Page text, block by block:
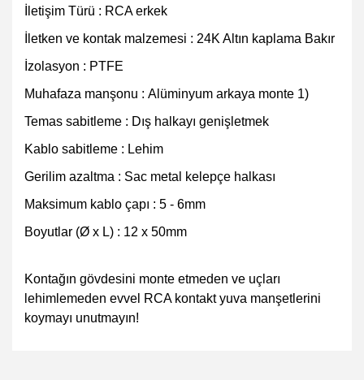
İletişim Türü : RCA erkek
İletken ve kontak malzemesi : 24K Altın kaplama Bakır
İzolasyon : PTFE
Muhafaza manşonu : Alüminyum arkaya monte 1)
Temas sabitleme : Dış halkayı genişletmek
Kablo sabitleme : Lehim
Gerilim azaltma : Sac metal kelepçe halkası
Maksimum kablo çapı : 5 - 6mm
Boyutlar (Ø x L) : 12 x 50mm
Kontağın gövdesini monte etmeden ve uçları
lehimlemeden evvel RCA kontakt yuva manşetlerini
koymayı unutmayın!